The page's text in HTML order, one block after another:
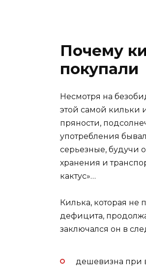
Почему
покупали
Несмотря на
этой самой кильки
пряности,
употребления
серьезные, будучи
хранения и
кактус»…
Килька, которая не
дефицита,
заключался он в
дешевизна при